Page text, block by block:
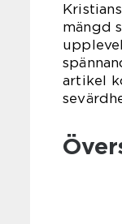
mängd
artikel